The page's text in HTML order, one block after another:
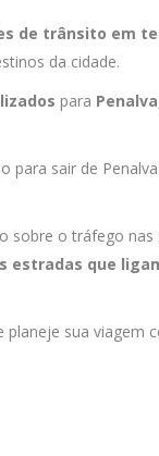
de trânsito em
da cidade.
para Penalva
para sair de
sobre o tráfego nas
estradas que
planeje sua viagem